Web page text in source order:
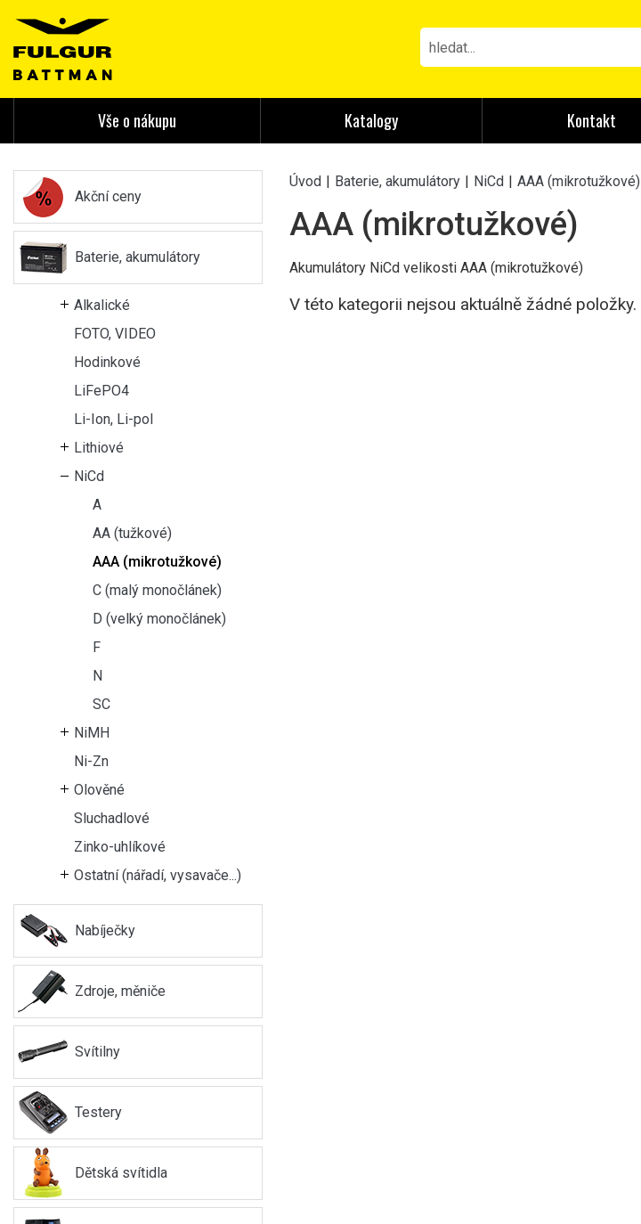
Vše o nákupu Katalogy Kontakt
Akční ceny
Baterie, akumulátory
Alkalické
FOTO, VIDEO
Hodinkové
LiFePO4
Li-Ion, Li-pol
Lithiové
NiCd
A
AA (tužkové)
AAA (mikrotužkové)
C (malý monočlánek)
D (velký monočlánek)
F
N
SC
NiMH
Ni-Zn
Olověné
Sluchadlové
Zinko-uhlíkové
Ostatní (nářadí, vysavače...)
Nabíječky
Zdroje, měniče
Svítilny
Testery
Dětská svítidla
Úvod | Baterie, akumulátory | NiCd | AAA (mikrotužkové)
AAA (mikrotužkové)
Akumulátory NiCd velikosti AAA (mikrotužkové)
V této kategorii nejsou aktuálně žádné položky.